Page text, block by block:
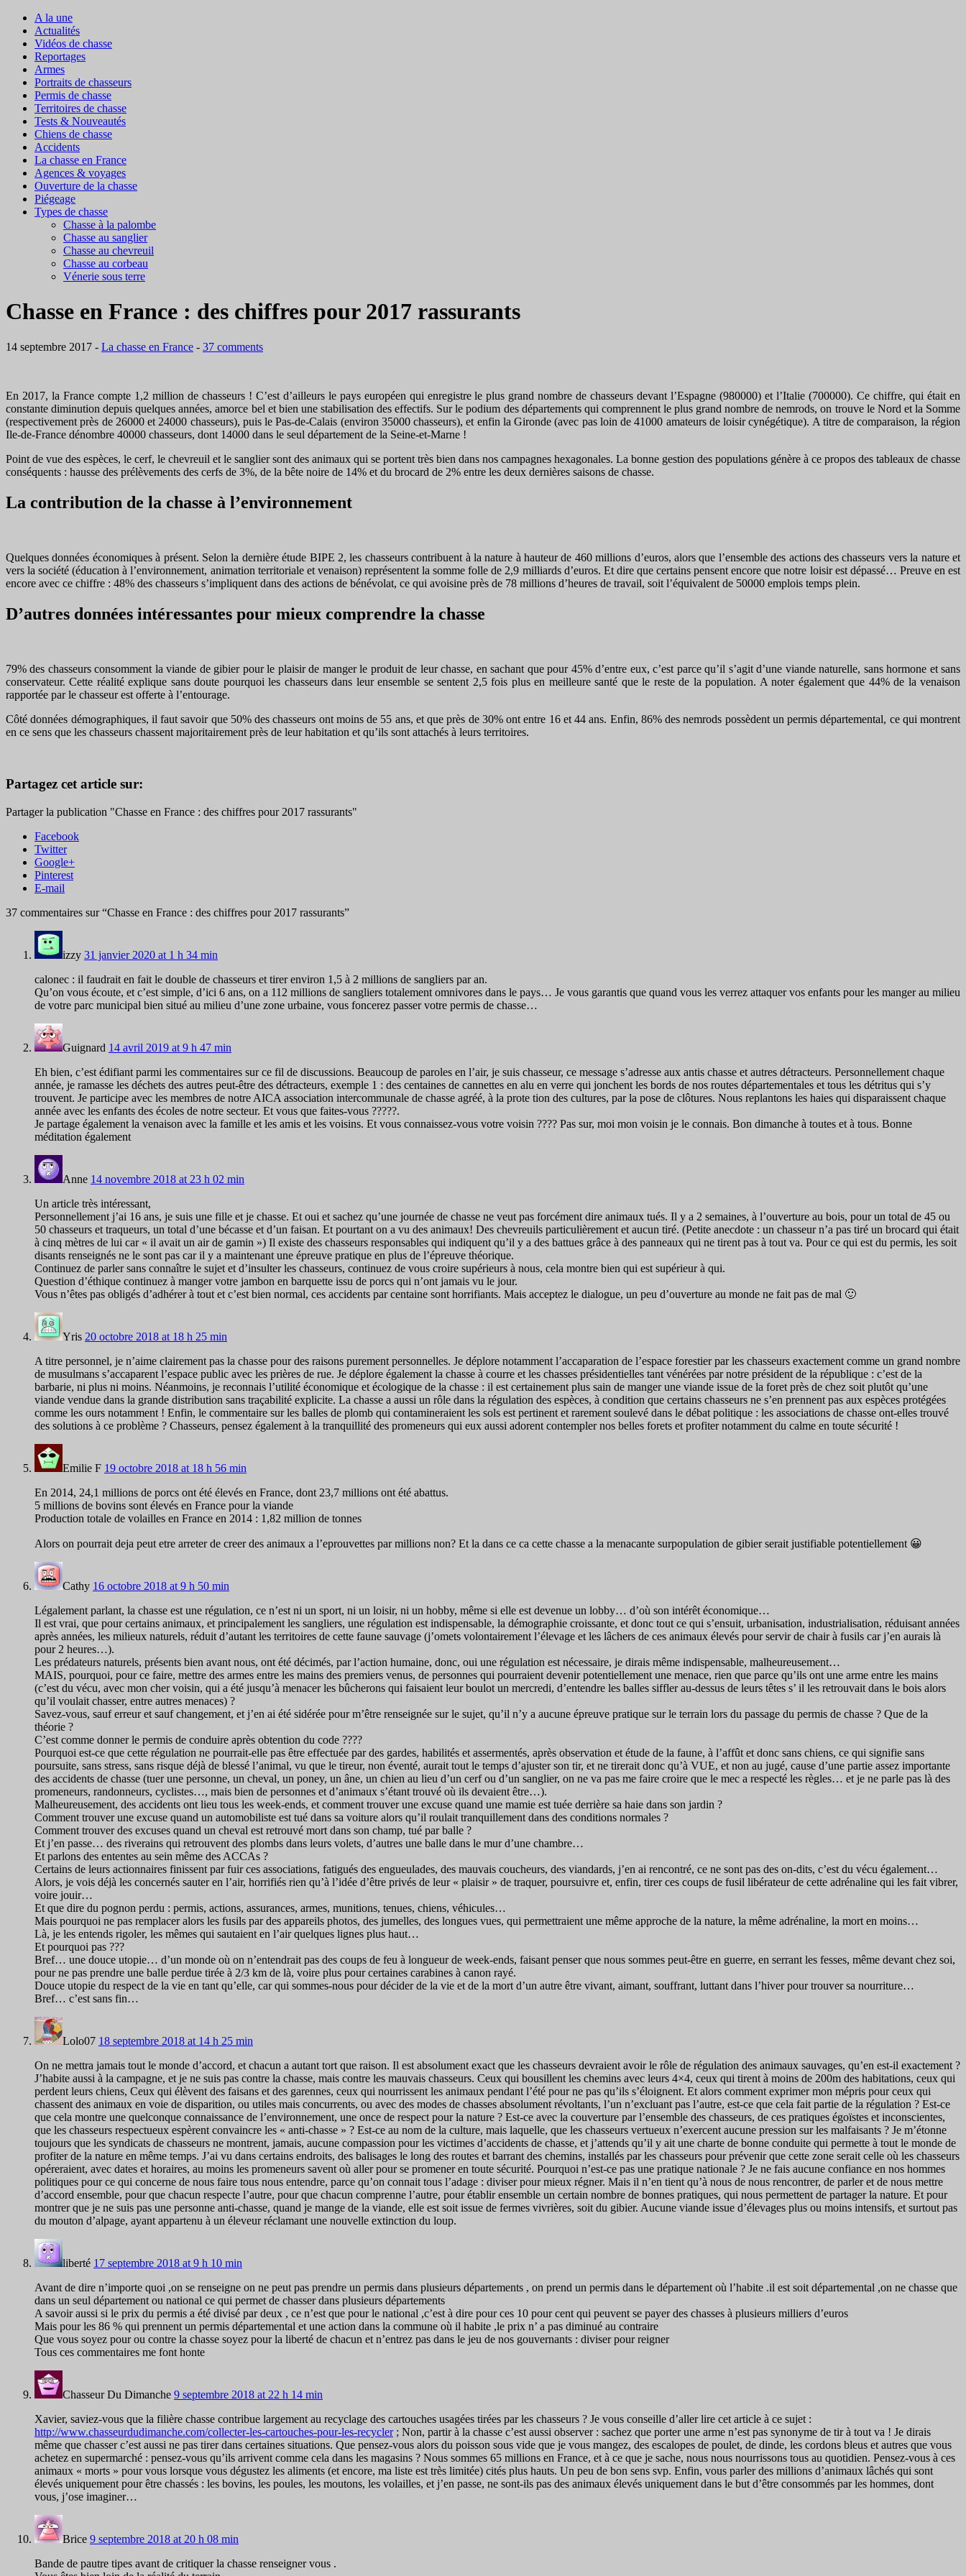
A la une
Actualités
Vidéos de chasse
Reportages
Armes
Portraits de chasseurs
Permis de chasse
Territoires de chasse
Tests & Nouveautés
Chiens de chasse
Accidents
La chasse en France
Agences & voyages
Ouverture de la chasse
Piégeage
Types de chasse
Chasse à la palombe
Chasse au sanglier
Chasse au chevreuil
Chasse au corbeau
Vénerie sous terre
Chasse en France : des chiffres pour 2017 rassurants
14 septembre 2017 - La chasse en France - 37 comments
En 2017, la France compte 1,2 million de chasseurs ! C’est d’ailleurs le pays européen qui enregistre le plus grand nombre de chasseurs devant l’Espagne (980000) et l’Italie (700000). Ce chiffre, qui était en
constante diminution depuis quelques années, amorce bel et bien une stabilisation des effectifs. Sur le podium des départements qui comprennent le plus grand nombre de nemrods, on trouve le Nord et la Somme
(respectivement près de 26000 et 24000 chasseurs), puis le Pas-de-Calais (environ 35000 chasseurs), et enfin la Gironde (avec pas loin de 41000 amateurs de loisir cynégétique). A titre de comparaison, la région
Ile-de-France dénombre 40000 chasseurs, dont 14000 dans le seul département de la Seine-et-Marne !
Point de vue des espèces, le cerf, le chevreuil et le sanglier sont des animaux qui se portent très bien dans nos campagnes hexagonales. La bonne gestion des populations génère à ce propos des tableaux de chasse
conséquents : hausse des prélèvements des cerfs de 3%, de la bête noire de 14% et du brocard de 2% entre les deux dernières saisons de chasse.
La contribution de la chasse à l’environnement
Quelques données économiques à présent. Selon la dernière étude BIPE 2, les chasseurs contribuent à la nature à hauteur de 460 millions d’euros, alors que l’ensemble des actions des chasseurs vers la nature et
vers la société (éducation à l’environnement, animation territoriale et venaison) représentent la somme folle de 2,9 milliards d’euros. Et dire que certains pensent encore que notre loisir est dépassé… Preuve en est
encore avec ce chiffre : 48% des chasseurs s’impliquent dans des actions de bénévolat, ce qui avoisine près de 78 millions d’heures de travail, soit l’équivalent de 50000 emplois temps plein.
D’autres données intéressantes pour mieux comprendre la chasse
79% des chasseurs consomment la viande de gibier pour le plaisir de manger le produit de leur chasse, en sachant que pour 45% d’entre eux, c’est parce qu’il s’agit d’une viande naturelle, sans hormone et sans
conservateur. Cette réalité explique sans doute pourquoi les chasseurs dans leur ensemble se sentent 2,5 fois plus en meilleure santé que le reste de la population. A noter également que 44% de la venaison
rapportée par le chasseur est offerte à l’entourage.
Côté données démographiques, il faut savoir que 50% des chasseurs ont moins de 55 ans, et que près de 30% ont entre 16 et 44 ans. Enfin, 86% des nemrods possèdent un permis départemental, ce qui montrent
en ce sens que les chasseurs chassent majoritairement près de leur habitation et qu’ils sont attachés à leurs territoires.
Partagez cet article sur:
Partager la publication "Chasse en France : des chiffres pour 2017 rassurants"
Facebook
Twitter
Google+
Pinterest
E-mail
37 commentaires sur “Chasse en France : des chiffres pour 2017 rassurants”
izzy 31 janvier 2020 at 1 h 34 min
calonec : il faudrait en fait le double de chasseurs et tirer environ 1,5 à 2 millions de sangliers par an.
Qu’on vous écoute, et c’est simple, d’ici 6 ans, on a 112 millions de sangliers totalement omnivores dans le pays… Je vous garantis que quand vous les verrez attaquer vos enfants pour les manger au milieu
de votre parc municipal bien situé au milieu d’une zone urbaine, vous foncerez passer votre permis de chasse…
Guignard 14 avril 2019 at 9 h 47 min
Eh bien, c’est édifiant parmi les commentaires sur ce fil de discussions. Beaucoup de paroles en l’air, je suis chasseur, ce message s’adresse aux antis chasse et autres détracteurs. Personnellement chaque
année, je ramasse les déchets des autres peut-être des détracteurs, exemple 1 : des centaines de cannettes en alu en verre qui jonchent les bords de nos routes départementales et tous les détritus qui s’y
trouvent. Je participe avec les membres de notre AICA association intercommunale de chasse agréé, à la prote tion des cultures, par la pose de clôtures. Nous replantons les haies qui disparaissent chaque
année avec les enfants des écoles de notre secteur. Et vous que faites-vous ?????.
Je partage également la venaison avec la famille et les amis et les voisins. Et vous connaissez-vous votre voisin ???? Pas sur, moi mon voisin je le connais. Bon dimanche à toutes et à tous. Bonne
méditation également
Anne 14 novembre 2018 at 23 h 02 min
Un article très intéressant,
Personnellement j’ai 16 ans, je suis une fille et je chasse. Et oui et sachez qu’une journée de chasse ne veut pas forcément dire animaux tués. Il y a 2 semaines, à l’ouverture au bois, pour un total de 45 ou
50 chasseurs et traqueurs, un total d’une bécasse et d’un faisan. Et pourtant on a vu des animaux! Des chevreuils particulièrement et aucun tiré. (Petite anecdote : un chasseur n’a pas tiré un brocard qui était
à cinq mètres de lui car « il avait un air de gamin ») Il existe des chasseurs responsables qui indiquent qu’il y a des battues grâce à des panneaux qui ne tirent pas à tout va. Pour ce qui est du permis, les soit
disants renseignés ne le sont pas car il y a maintenant une épreuve pratique en plus de l’épreuve théorique.
Continuez de parler sans connaître le sujet et d’insulter les chasseurs, continuez de vous croire supérieurs à nous, cela montre bien qui est supérieur à qui.
Question d’éthique continuez à manger votre jambon en barquette issu de porcs qui n’ont jamais vu le jour.
Vous n’êtes pas obligés d’adhérer à tout et c’est bien normal, ces accidents par centaine sont horrifiants. Mais acceptez le dialogue, un peu d’ouverture au monde ne fait pas de mal 🙂
Yris 20 octobre 2018 at 18 h 25 min
A titre personnel, je n’aime clairement pas la chasse pour des raisons purement personnelles. Je déplore notamment l’accaparation de l’espace forestier par les chasseurs exactement comme un grand nombre
de musulmans s’accaparent l’espace public avec les prières de rue. Je déplore également la chasse à courre et les chasses présidentielles tant vénérées par notre président de la république : c’est de la
barbarie, ni plus ni moins. Néanmoins, je reconnais l’utilité économique et écologique de la chasse : il est certainement plus sain de manger une viande issue de la foret près de chez soit plutôt qu’une
viande vendue dans la grande distribution sans traçabilité explicite. La chasse a aussi un rôle dans la régulation des espèces, à condition que certains chasseurs ne s’en prennent pas aux espèces protégées
comme les ours notamment ! Enfin, le commentaire sur les balles de plomb qui contamineraient les sols est pertinent et rarement soulevé dans le débat politique : les associations de chasse ont-elles trouvé
des solutions à ce problème ? Chasseurs, pensez également à la tranquillité des promeneurs qui eux aussi adorent contempler nos belles forets et profiter notamment du calme en toute sécurité !
Emilie F 19 octobre 2018 at 18 h 56 min
En 2014, 24,1 millions de porcs ont été élevés en France, dont 23,7 millions ont été abattus.
5 millions de bovins sont élevés en France pour la viande
Production totale de volailles en France en 2014 : 1,82 million de tonnes
Alors on pourrait deja peut etre arreter de creer des animaux a l’eprouvettes par millions non? Et la dans ce ca cette chasse a la menacante surpopulation de gibier serait justifiable potentiellement 😀
Cathy 16 octobre 2018 at 9 h 50 min
Légalement parlant, la chasse est une régulation, ce n’est ni un sport, ni un loisir, ni un hobby, même si elle est devenue un lobby… d’où son intérêt économique…
Il est vrai, que pour certains animaux, et principalement les sangliers, une régulation est indispensable, la démographie croissante, et donc tout ce qui s’ensuit, urbanisation, industrialisation, réduisant années
après années, les milieux naturels, réduit d’autant les territoires de cette faune sauvage (j’omets volontairement l’élevage et les lâchers de ces animaux élevés pour servir de chair à fusils car j’en aurais là
pour 2 heures…).
Les prédateurs naturels, présents bien avant nous, ont été décimés, par l’action humaine, donc, oui une régulation est nécessaire, je dirais même indispensable, malheureusement…
MAIS, pourquoi, pour ce faire, mettre des armes entre les mains des premiers venus, de personnes qui pourraient devenir potentiellement une menace, rien que parce qu’ils ont une arme entre les mains
(c’est du vécu, avec mon cher voisin, qui a été jusqu’à menacer les bûcherons qui faisaient leur boulot un mercredi, d’entendre les balles siffler au-dessus de leurs têtes s’ il les retrouvait dans le bois alors
qu’il voulait chasser, entre autres menaces) ?
Savez-vous, sauf erreur et sauf changement, et j’en ai été sidérée pour m’être renseignée sur le sujet, qu’il n’y a aucune épreuve pratique sur le terrain lors du passage du permis de chasse ? Que de la
théorie ?
C’est comme donner le permis de conduire après obtention du code ????
Pourquoi est-ce que cette régulation ne pourrait-elle pas être effectuée par des gardes, habilités et assermentés, après observation et étude de la faune, à l’affût et donc sans chiens, ce qui signifie sans
poursuite, sans stress, sans risque déjà de blessé l’animal, vu que le tireur, non éventé, aurait tout le temps d’ajuster son tir, et ne tirerait donc qu’à VUE, et non au jugé, cause d’une partie assez importante
des accidents de chasse (tuer une personne, un cheval, un poney, un âne, un chien au lieu d’un cerf ou d’un sanglier, on ne va pas me faire croire que le mec a respecté les règles… et je ne parle pas là des
promeneurs, randonneurs, cyclistes…, mais bien de personnes et d’animaux s’étant trouvé où ils devaient être…).
Malheureusement, des accidents ont lieu tous les week-ends, et comment trouver une excuse quand une mamie est tuée derrière sa haie dans son jardin ?
Comment trouver une excuse quand un automobiliste est tué dans sa voiture alors qu’il roulait tranquillement dans des conditions normales ?
Comment trouver des excuses quand un cheval est retrouvé mort dans son champ, tué par balle ?
Et j’en passe… des riverains qui retrouvent des plombs dans leurs volets, d’autres une balle dans le mur d’une chambre…
Et parlons des ententes au sein même des ACCAs ?
Certains de leurs actionnaires finissent par fuir ces associations, fatigués des engueulades, des mauvais coucheurs, des viandards, j’en ai rencontré, ce ne sont pas des on-dits, c’est du vécu également…
Alors, je vois déjà les concernés sauter en l’air, horrifiés rien qu’à l’idée d’être privés de leur « plaisir » de traquer, poursuivre et, enfin, tirer ces coups de fusil libérateur de cette adrénaline qui les fait vibrer,
voire jouir…
Et que dire du pognon perdu : permis, actions, assurances, armes, munitions, tenues, chiens, véhicules…
Mais pourquoi ne pas remplacer alors les fusils par des appareils photos, des jumelles, des longues vues, qui permettraient une même approche de la nature, la même adrénaline, la mort en moins…
Là, je les entends rigoler, les mêmes qui sautaient en l’air quelques lignes plus haut…
Et pourquoi pas ???
Bref… une douce utopie… d’un monde où on n’entendrait pas des coups de feu à longueur de week-ends, faisant penser que nous sommes peut-être en guerre, en serrant les fesses, même devant chez soi,
pour ne pas prendre une balle perdue tirée à 2/3 km de là, voire plus pour certaines carabines à canon rayé.
Douce utopie du respect de la vie en tant qu’elle, car qui sommes-nous pour décider de la vie et de la mort d’un autre être vivant, aimant, souffrant, luttant dans l’hiver pour trouver sa nourriture…
Bref… c’est sans fin…
Lolo07 18 septembre 2018 at 14 h 25 min
On ne mettra jamais tout le monde d’accord, et chacun a autant tort que raison. Il est absolument exact que les chasseurs devraient avoir le rôle de régulation des animaux sauvages, qu’en est-il exactement ?
J’habite aussi à la campagne, et je ne suis pas contre la chasse, mais contre les mauvais chasseurs. Ceux qui bousillent les chemins avec leurs 4×4, ceux qui tirent à moins de 200m des habitations, ceux qui
perdent leurs chiens, Ceux qui élèvent des faisans et des garennes, ceux qui nourrissent les animaux pendant l’été pour ne pas qu’ils s’éloignent. Et alors comment exprimer mon mépris pour ceux qui
chassent des animaux en voie de disparition, ou utiles mais concurrents, ou avec des modes de chasses absolument révoltants, l’un n’excluant pas l’autre, est-ce que cela fait partie de la régulation ? Est-ce
que cela montre une quelconque connaissance de l’environnement, une once de respect pour la nature ? Est-ce avec la couverture par l’ensemble des chasseurs, de ces pratiques égoïstes et inconscientes,
que les chasseurs respectueux espèrent convaincre les « anti-chasse » ? Est-ce au nom de la culture, mais laquelle, que les chasseurs vertueux n’exercent aucune pression sur les malfaisants ? Je m’étonne
toujours que les syndicats de chasseurs ne montrent, jamais, aucune compassion pour les victimes d’accidents de chasse, et j’attends qu’il y ait une charte de bonne conduite qui permette à tout le monde de
profiter de la nature en même temps. J’ai vu dans certains endroits, des balisages le long des routes et barrant des chemins, installés par les chasseurs pour prévenir que cette zone serait celle où les chasseurs
opéreraient, avec dates et horaires, au moins les promeneurs savent où aller pour se promener en toute sécurité. Pourquoi n’est-ce pas une pratique nationale ? Je ne fais aucune confiance en nos hommes
politiques pour ce qui concerne de nous faire tous nous entendre, parce qu’on connait tous l’adage : diviser pour mieux régner. Mais il n’en tient qu’à nous de nous rencontrer, de parler et de nous mettre
d’accord ensemble, pour que chacun respecte l’autre, pour que chacun comprenne l’autre, pour établir ensemble un certain nombre de bonnes pratiques, qui nous permettent de partager la nature. Et pour
montrer que je ne suis pas une personne anti-chasse, quand je mange de la viande, elle est soit issue de fermes vivrières, soit du gibier. Aucune viande issue d’élevages plus ou moins intensifs, et surtout pas
du mouton d’alpage, ayant appartenu à un éleveur réclamant une nouvelle extinction du loup.
liberté 17 septembre 2018 at 9 h 10 min
Avant de dire n’importe quoi ,on se renseigne on ne peut pas prendre un permis dans plusieurs départements , on prend un permis dans le département où l’habite .il est soit départemental ,on ne chasse que
dans un seul département ou national ce qui permet de chasser dans plusieurs départements
A savoir aussi si le prix du permis a été divisé par deux , ce n’est que pour le national ,c’est à dire pour ces 10 pour cent qui peuvent se payer des chasses à plusieurs milliers d’euros
Mais pour les 86 % qui prennent un permis départemental et une action dans la commune où il habite ,le prix n’ a pas diminué au contraire
Que vous soyez pour ou contre la chasse soyez pour la liberté de chacun et n’entrez pas dans le jeu de nos gouvernants : diviser pour reigner
Tous ces commentaires me font honte
Chasseur Du Dimanche 9 septembre 2018 at 22 h 14 min
Xavier, saviez-vous que la filière chasse contribue largement au recyclage des cartouches usagées tirées par les chasseurs ? Je vous conseille d’aller lire cet article à ce sujet :
http://www.chasseurdudimanche.com/collecter-les-cartouches-pour-les-recycler; Non, partir à la chasse c’est aussi observer : sachez que porter une arme n’est pas synonyme de tir à tout va ! Je dirais
même que chasser c’est aussi ne pas tirer dans certaines situations. Que pensez-vous alors du poisson sous vide que je vous mangez, des escalopes de poulet, de dinde, les cordons bleus et autres que vous
achetez en supermarché : pensez-vous qu’ils arrivent comme cela dans les magasins ? Nous sommes 65 millions en France, et à ce que je sache, nous nous nourrissons tous au quotidien. Pensez-vous à ces
animaux « morts » pour vous lorsque vous dégustez les aliments (et encore, ma liste est très limitée) cités plus hauts. Un peu de bon sens svp. Enfin, vous parler des millions d’animaux lâchés qui sont
élevés uniquement pour être chassés : les bovins, les poules, les moutons, les volailles, et j’en passe, ne sont-ils pas des animaux élevés uniquement dans le but d’être consommés par les hommes, dont
vous, j’ose imaginer…
Brice 9 septembre 2018 at 20 h 08 min
Bande de pautre tipes avant de critiquer la chasse renseigner vous .